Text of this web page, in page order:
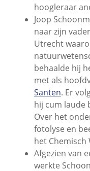
hoogleraar
Joop
naar zijn
Utrecht
behaalde hij
met als
Santen. Er
hij cum laude
Over het
fotolyse en
het Chemisch
Afgezien van
werkte